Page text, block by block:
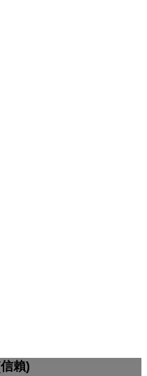
賴)